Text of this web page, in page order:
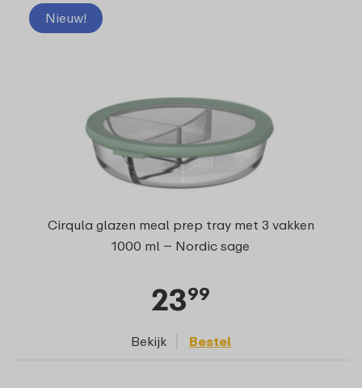
Nieuw!
Cirqula glazen meal prep tray met 3 vakken
1000 ml – Nordic sage
2399
Bekijk Bestel